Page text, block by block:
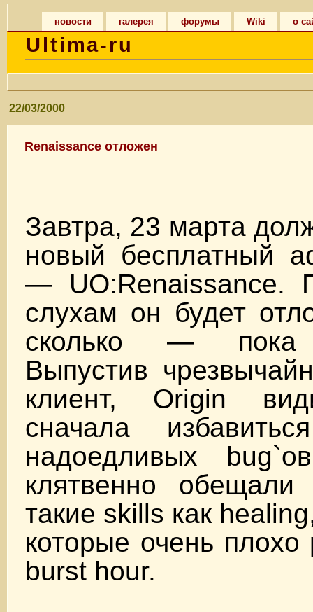
новости галерея форумы Wiki о
Ultima-ru
22/03/2000
Renaissance отложен
Завтра, 23 марта
новый бесплатный
— UO:Renaissance.
слухам он будет
сколько — пока
Выпустив
клиент, Origin
сначала
надоедливых
клятвенно обещали
такие skills как
которые очень плохо
burst hour.